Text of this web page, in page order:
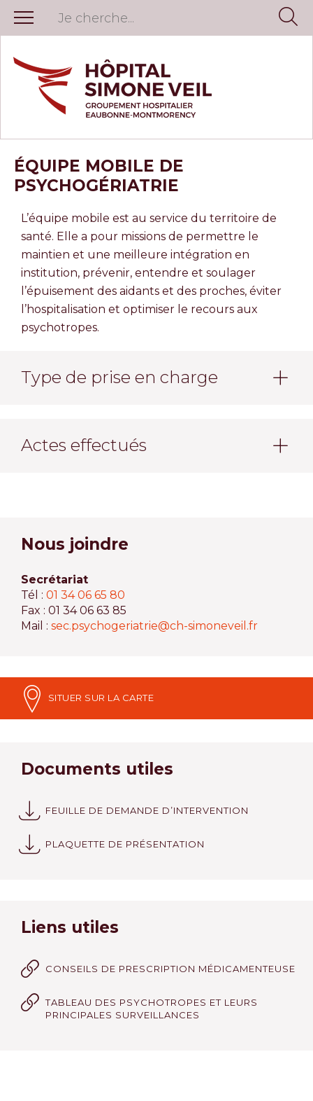
ÉQUIPE MOBILE DE
PSYCHOGÉRIATRIE
L’équipe mobile est au service du territoire de
santé. Elle a pour missions de permettre le
maintien et une meilleure intégration en
institution, prévenir, entendre et soulager
l’épuisement des aidants et des proches, éviter
l’hospitalisation et optimiser le recours aux
psychotropes.
Type de prise en charge
Actes effectués
Nous joindre
Secrétariat
Tél : 01 34 06 65 80
Fax : 01 34 06 63 85
Mail : sec.psychogeriatrie@ch-simoneveil.fr
SITUER SUR LA CARTE
Documents utiles
FEUILLE DE DEMANDE D’INTERVENTION
PLAQUETTE DE PRÉSENTATION
Liens utiles
CONSEILS DE PRESCRIPTION MÉDICAMENTEUSE
TABLEAU DES PSYCHOTROPES ET LEURS
PRINCIPALES SURVEILLANCES